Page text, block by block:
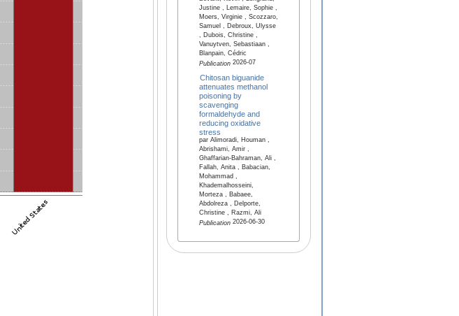
Justine , Lemaire, Sophie ,
Moers, Virginie , Scozzaro,
Samuel , Debroux, Ulysse
, Dubois, Christine ,
Vanuytven, Sebastiaan ,
Blanpain, Cédric
Publication2026-07
Chitosan biguanide
attenuates methanol
poisoning by
scavenging
formaldehyde and
reducing oxidative
stress
par Alimoradi, Houman ,
Abrishami, Amir ,
Ghaffarian-Bahraman, Ali ,
Fallah, Anita , Babacian,
Mohammad ,
Khademalhosseini,
Morteza , Babaee,
Abdolreza , Delporte,
Christine , Razmi, Ali
Publication2026-06-30